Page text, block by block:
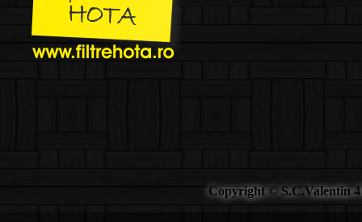
Copyright © S.C.Valentin